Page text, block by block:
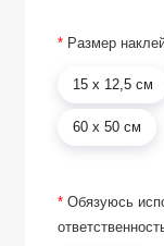
* Размер
15 х 12,5 см
60 х 50 см
*Обязуюсь